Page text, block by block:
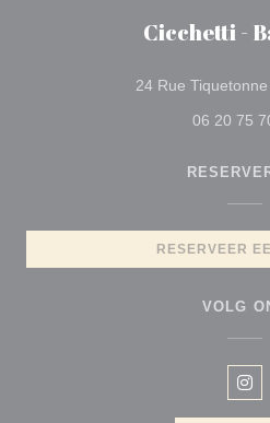
Cicchetti -
24 Rue
06 20 75
RESERVEER
VOLG